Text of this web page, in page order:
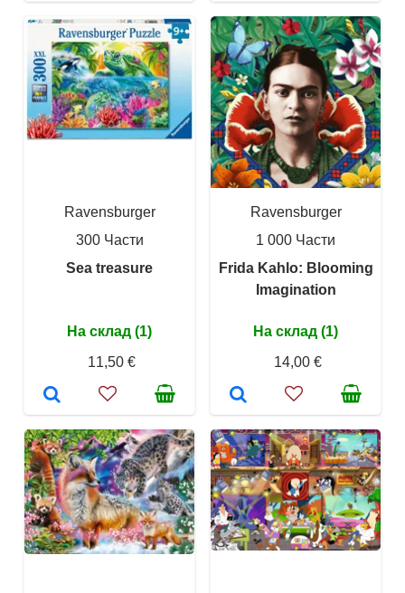
Ravensburger
300 Части
Sea treasure
На склад (1)
11,50 €
Ravensburger
1 000 Части
Frida Kahlo: Blooming
Imagination
На склад (1)
14,00 €